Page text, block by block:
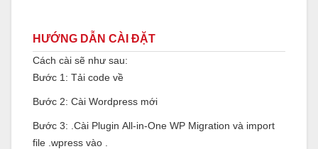
HƯỚNG DẪN CÀI ĐẶT
Cách cài sẽ như sau:
Bước 1: Tải code về
Bước 2: Cài Wordpress mới
Bước 3: .Cài Plugin All-in-One WP Migration và import
file .wpress vào .